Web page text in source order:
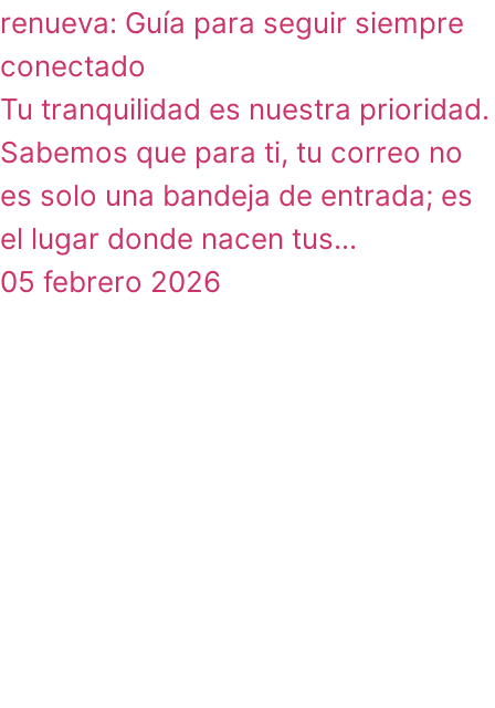
renueva: Guía para seguir siempre
conectado
Tu tranquilidad es nuestra prioridad.
Sabemos que para ti, tu correo no
es solo una bandeja de entrada; es
el lugar donde nacen tus...
05 febrero 2026